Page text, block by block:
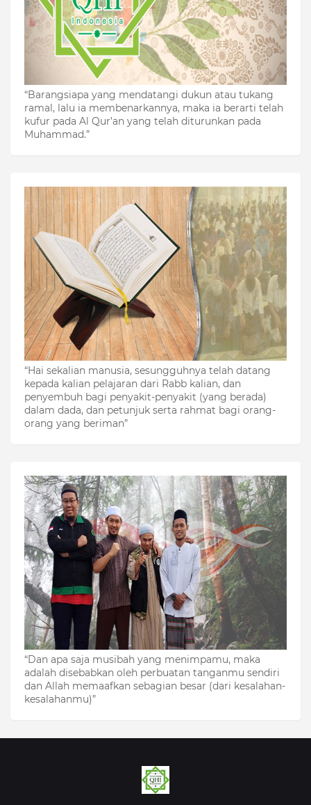
“Barangsiapa yang mendatangi dukun atau tukang
ramal, lalu ia membenarkannya, maka ia berarti telah
kufur pada Al Qur’an yang telah diturunkan pada
Muhammad.”
“Hai sekalian manusia, sesungguhnya telah datang
kepada kalian pelajaran dari Rabb kalian, dan
penyembuh bagi penyakit-penyakit (yang berada)
dalam dada, dan petunjuk serta rahmat bagi orang-
orang yang beriman”
“Dan apa saja musibah yang menimpamu, maka
adalah disebabkan oleh perbuatan tanganmu sendiri
dan Allah memaafkan sebagian besar (dari kesalahan-
kesalahanmu)”